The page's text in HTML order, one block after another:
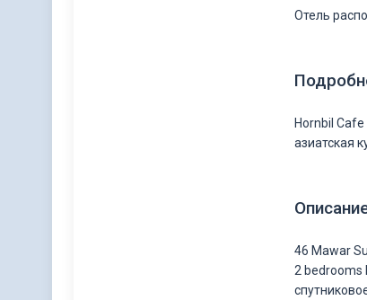
Отель
Hornbil
азиатская
46 Mawar
2 bedrooms